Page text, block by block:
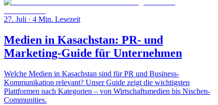
27. Juli · 4 Min. Lesezeit
Medien in Kasachstan: PR- und
Marketing-Guide für Unternehmen
Welche Medien in Kasachstan sind für PR und Business-
Kommunikation relevant? Unser Guide zeigt die wichtigsten
Plattformen nach Kategorien – von Wirtschaftsmedien bis Nischen-
Communities.